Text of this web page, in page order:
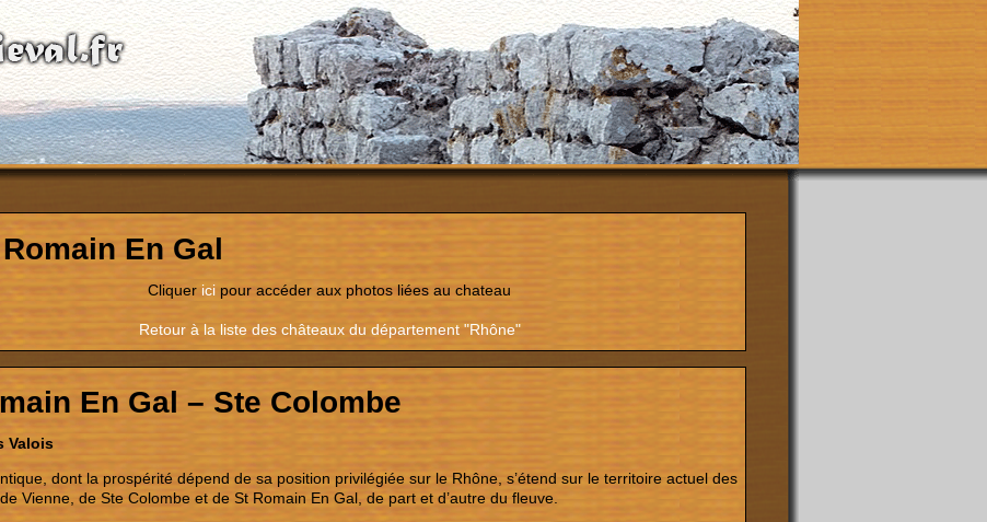
En Gal
Cliquer ici pour accéder aux photos liées au chateau
Retour à la liste des châteaux du département "Rhône"
En Gal – Ste Colombe
Valois
dont la prospérité dépend de sa position privilégiée sur le Rhône, s’étend sur le territoire actuel des
Vienne, de Ste Colombe et de St Romain En Gal, de part et d’autre du fleuve.